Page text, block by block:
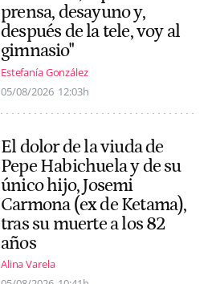
prensa, desayuno y,
después de la tele, voy al
gimnasio"
Estefanía González
05/08/2026 12:03h
El dolor de la viuda de
Pepe Habichuela y de su
único hijo, Josemi
Carmona (ex de Ketama),
tras su muerte a los 82
años
Alina Varela